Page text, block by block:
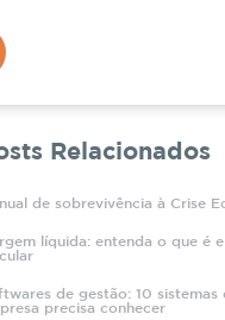
Relacionados
de sobrevivência à Crise
líquida: entenda o que é
de gestão: 10 sistemas
precisa conhecer